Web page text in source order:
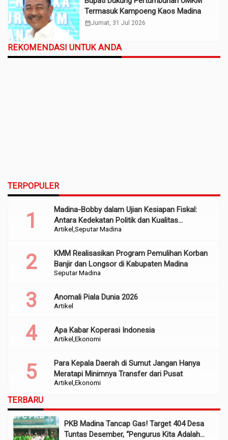
Termasuk Kampoeng Kaos Madina
calendar_monthJumat, 31 Jul 2026
REKOMENDASI UNTUK ANDA
TERPOPULER
Artikel Seputar Madina
Madina-Bobby dalam Ujian Kesiapan Fiskal:
Antara Kedekatan Politik dan Kualitas
Perencanaan
Seputar Madina
KMM Realisasikan Program Pemulihan Korban
Banjir dan Longsor di Kabupaten Madina
Artikel
Anomali Piala Dunia 2026
Artikel Ekonomi
Apa Kabar Koperasi Indonesia
Artikel Ekonomi
Para Kepala Daerah di Sumut Jangan Hanya
Meratapi Minimnya Transfer dari Pusat
TERBARU
PKB Madina Tancap Gas! Target 404 Desa
Tuntas Desember, “Pengurus Kita Adalah